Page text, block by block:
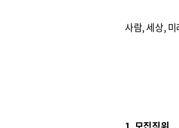
사람, 세상,